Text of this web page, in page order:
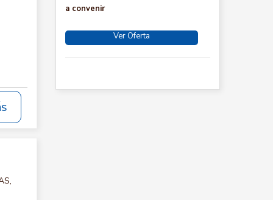
a convenir
Ver Oferta